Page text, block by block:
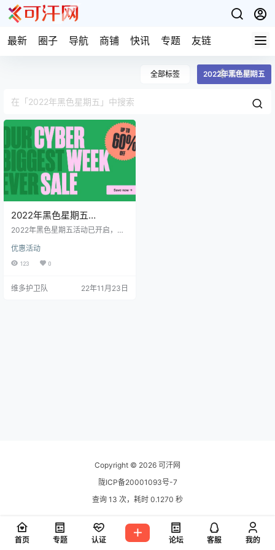
最新 圈子 导航 商铺 快讯 专题 友链
全部标签 2022年黑色星期五
2022年黑色星期五
wordpress主题优惠活动汇
30日）
2022年黑色星期五活动已开启，可
优惠活动，2022年黑色星期五优惠
促销的时间是2022年11月22日至11
哦。 1、Avada主题 原价：69美
优惠活动
123 0
维多护卫队 22年11月23日
Copyright © 2026 可汗网
陇ICP备20001093号-7
查询 13 次，耗时 0.1270 秒
首页 专题 认证 论坛 客服 我的